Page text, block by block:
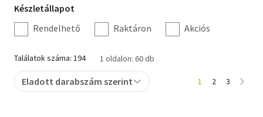
Hobbi, szabadidő
Irodalom
Művészet
Szakkönyv
Készletállapot
szűrés
Készletállapot
Rendelhető
Raktáron Akciós
Találatok száma: 194 1 oldalon: 60 db
Eladott darabszám szerint 1 2 3